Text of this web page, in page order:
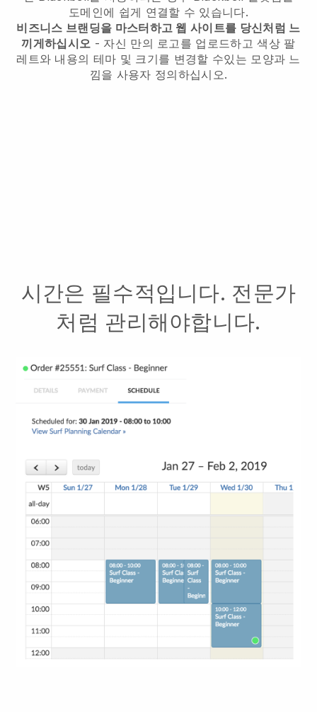
도메인에 쉽게 연결할 수 있습니다.
비즈니스 브랜딩을 마스터하고 웹 사이트를 당신처럼 느
끼게하십시오 - 자신 만의 로고를 업로드하고 색상 팔
레트와 내용의 테마 및 크기를 변경할 수있는 모양과 느
낌을 사용자 정의하십시오.
시간은 필수적입니다. 전문가
처럼 관리해야합니다.